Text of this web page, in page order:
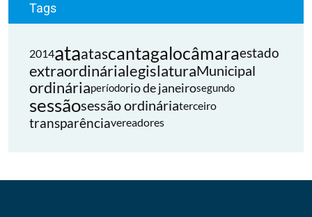
Tags
2014ataatascantagalocâmaraestado
extraordinárialegislaturaMunicipal
ordináriaperíodorio de janeirosegundo
sessãosessão ordináriaterceiro
transparênciavereadores